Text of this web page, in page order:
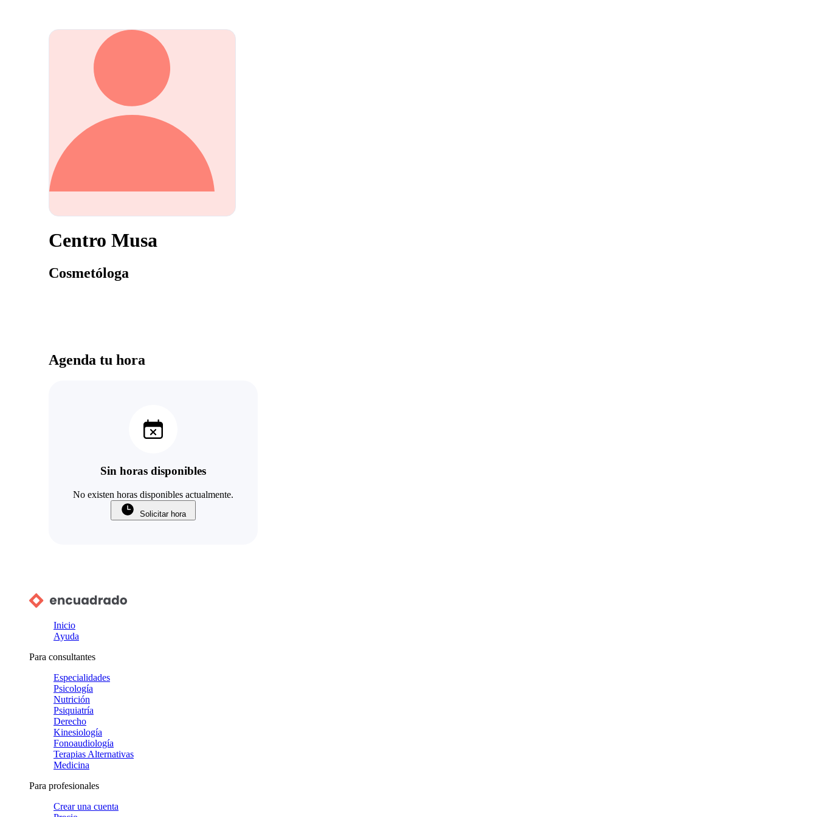
Centro Musa
Cosmetóloga
Agenda tu hora
Sin horas disponibles
No existen horas disponibles actualmente.
Solicitar hora
Inicio
Ayuda
Para consultantes
Especialidades
Psicología
Nutrición
Psiquiatría
Derecho
Kinesiología
Fonoaudiología
Terapias Alternativas
Medicina
Para profesionales
Crear una cuenta